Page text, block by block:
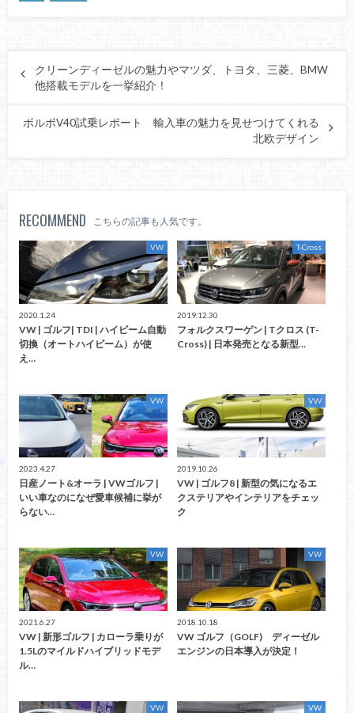
クリーンディーゼルの魅力やマツダ、トヨタ、三菱、BMW
他搭載モデルを一挙紹介！
ボルボV40試乗レポート 輸入車の魅力を見せつけてくれる
北欧デザイン
RECOMMEND こちらの記事も人気です。
VW
2020.1.24
VW | ゴルフ| TDI | ハイビーム自動
切換（オートハイビーム）が使
え…
T-Cross
2019.12.30
フォルクスワーゲン | Tクロス (T-
Cross) | 日本発売となる新型…
VW
2023.4.27
日産ノート&オーラ | VWゴルフ |
いい車なのになぜ愛車候補に挙が
らない…
VW
2019.10.26
VW | ゴルフ8 | 新型の気になるエ
クステリアやインテリアをチェッ
ク
VW
2021.6.27
VW | 新形ゴルフ | カローラ乗りが
1.5Lのマイルドハイブリッドモデ
ル…
VW
2018.10.18
VW ゴルフ（GOLF) ディーゼル
エンジンの日本導入が決定！
VW VW